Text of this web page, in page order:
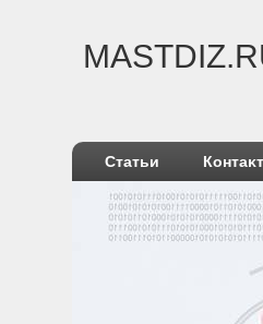
Статьи